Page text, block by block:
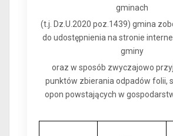
gminach
(t.j. Dz.U.2020 poz.1439) gmina
do udostępnienia na stronie
gminy
oraz w sposób zwyczajowo
punktów zbierania odpadów folii,
opon powstających w